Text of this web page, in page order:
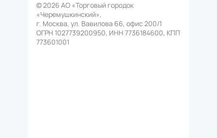
© 2026 АО «Торговый городок
«Черемушкинский»,
г. Москва, ул. Вавилова 66, офис 200/1
ОГРН 1027739200950, ИНН 7736184600, КПП
773601001